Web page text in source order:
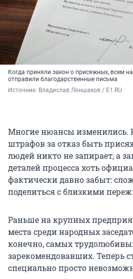
Когда приняли закон о присяжных, всем
отправили благодарственные письма
Источник: Владислав Лоншаков / E1.RU
Многие нюансы изменились.
штрафов за отказ быть
людей никто не запирает, а
деталей процесса хоть
фактически давно забыт:
поделиться с близкими
Раньше на крупных
места среди народных
конечно, самых
зарекомендовавших. Теперь
специально просто